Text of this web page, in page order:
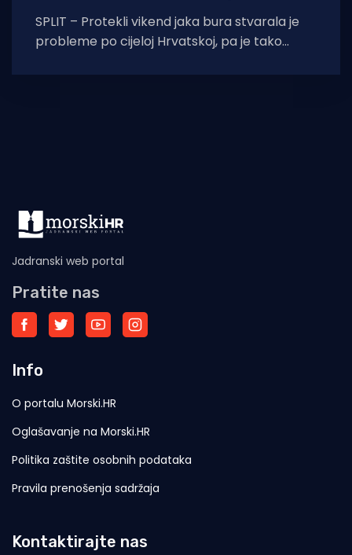
SPLIT – Protekli vikend jaka bura stvarala je
probleme po cijeloj Hrvatskoj, pa je tako
Jadranski web portal
Pratite nas
Info
O portalu Morski.HR
Oglašavanje na Morski.HR
Politika zaštite osobnih podataka
Pravila prenošenja sadržaja
Kontaktirajte nas